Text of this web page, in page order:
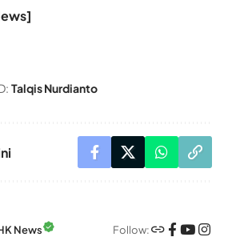
Talqis Nurdianto
News Follow: